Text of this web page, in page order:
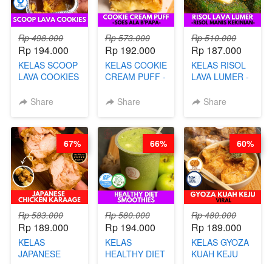
Rp 498.000
Rp 194.000
KELAS SCOOP
LAVA COOKIES
Share
Rp 573.000
Rp 192.000
KELAS COOKIE
CREAM PUFF -
B’PAPA-BY
Share
Rp 510.000
Rp 187.000
KELAS RISOL
LAVA LUMER -
KEKINIAN-BY
Share
Rp 583.000
Rp 189.000
KELAS
JAPANESE
67%
Rp 580.000
Rp 194.000
KELAS
HEALTHY DIET
66%
Rp 480.000
Rp 189.000
KELAS GYOZA
KUAH KEJU
60%